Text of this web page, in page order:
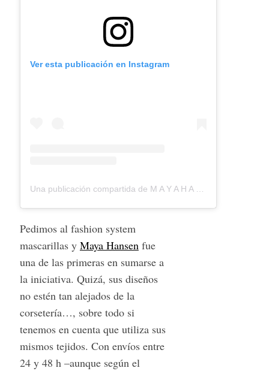
Ver esta publicación en Instagram
Pedimos al fashion system
mascarillas y Maya Hansen fue
una de las primeras en sumarse a
la iniciativa. Quizá, sus diseños
no estén tan alejados de la
corsetería…, sobre todo si
tenemos en cuenta que utiliza sus
mismos tejidos. Con envíos entre
24 y 48 h –aunque según el